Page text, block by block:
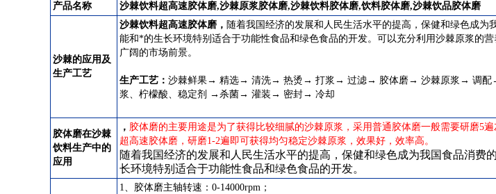
产品名称 沙棘饮料超高速胶体磨,沙棘原浆胶体磨,沙棘饮料胶体磨,饮料胶体磨,沙棘饮品胶体磨
沙棘的应用及
生产工艺
沙棘饮料超高速胶体磨 ， 随着我国经济的发展和人民生活水平的提高，保健和绿色成为
能和*的生长环境特别适合于功能性食品和绿色食品的开发。可以充分利用沙棘原浆的
广阔的市场前景。
生产工艺： 沙棘鲜果→ 精选→ 清洗→ 热烫→ 打浆→ 过滤→ 胶体磨→ 沙棘原浆→ 调配
浆、柠檬酸、稳定剂 →杀菌→ 灌装→ 密封→ 冷却
胶体磨在沙棘
饮料生产中的
应用
， 胶体磨的主要用途是为了获得比较细腻的沙棘原浆，采用普通胶体磨一般需要研磨5
超高速胶体磨，研磨1-2遍即可获得均匀稳定沙棘原浆，效果好，效率高。
随着我国经济的发展和人民生活水平的提高，保健和绿色成为我国食品消费
长环境特别适合于功能性食品和绿色食品的开发。
1、胶体磨主轴转速：0-14000rpm；